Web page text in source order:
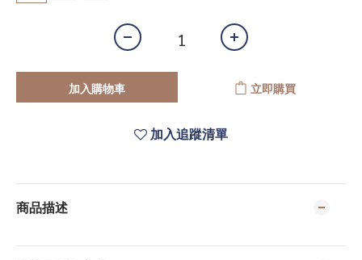
加入購物車 立即購買
加入追蹤清單
商品描述